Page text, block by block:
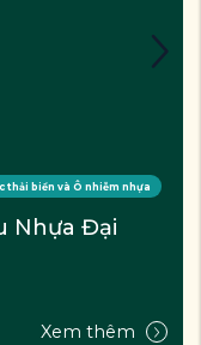
thải biển và Ô nhiễm nhựa
Nhựa Đại
Xem thêm